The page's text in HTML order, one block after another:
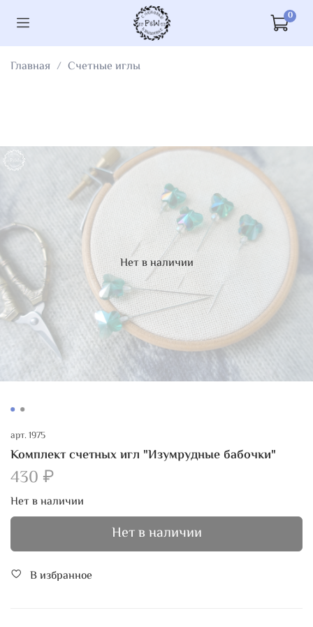
0
Главная Счетные иглы
Нет в наличии
арт.1975
Комплект счетных игл "Изумрудные бабочки"
430 ₽
Нет в наличии
Нет в наличии
В избранное